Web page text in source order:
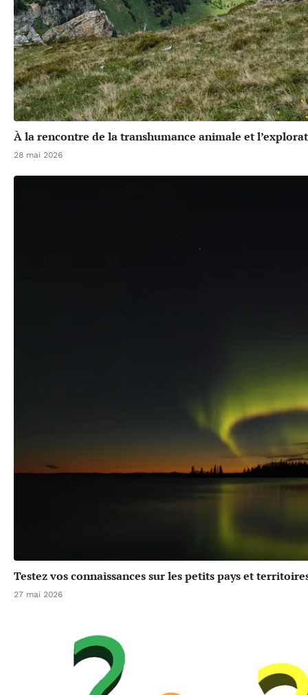
À la rencontre de la transhumance animale et
28 mai 2026
Testez vos connaissances sur les petits pays et
27 mai 2026